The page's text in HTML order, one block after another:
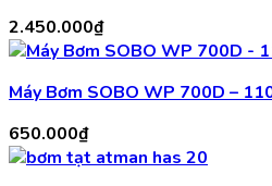
2.450.000₫
Máy Bơm SOBO WP 700D –
650.000₫